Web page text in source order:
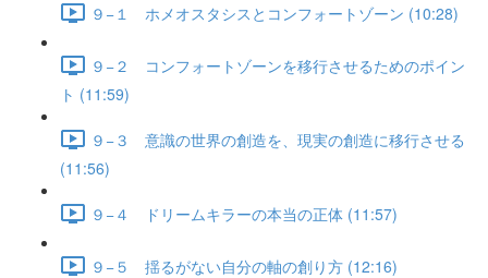
９−１ ホメオスタシスとコンフォートゾーン (10:28)
９−２ コンフォートゾーンを移行させるためのポイン
ト (11:59)
９−３ 意識の世界の創造を、現実の創造に移行させる
(11:56)
９−４ ドリームキラーの本当の正体 (11:57)
９−５ 揺るがない自分の軸の創り方 (12:16)